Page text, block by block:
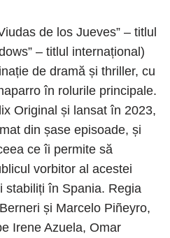
de los Jueves” – titlul
– titlul internațional)
de dramă și thriller, cu
în rolurile principale.
Original și lansat în 2023,
din șase episoade, și
ce îi permite să
vorbitor al acestei
stabiliți în Spania. Regia
și Marcelo Piñeyro,
Irene Azuela, Omar